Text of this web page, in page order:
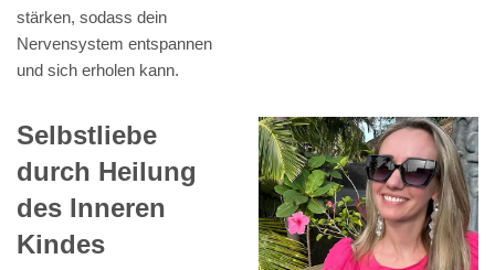
stärken, sodass dein
Nervensystem entspannen
und sich erholen kann.
Selbstliebe
durch Heilung
des Inneren
Kindes